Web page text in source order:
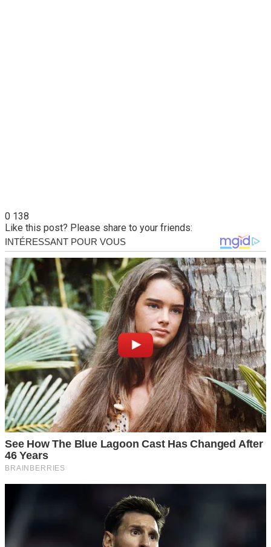
0 138
Like this post? Please share to your friends: